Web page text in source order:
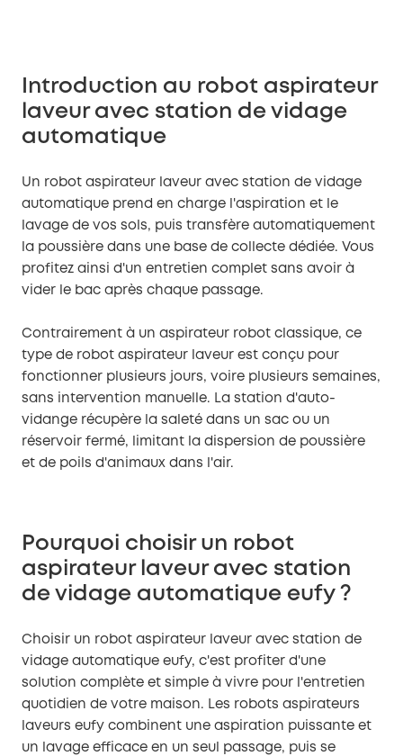
Introduction au robot aspirateur
laveur avec station de vidage
automatique
Un robot aspirateur laveur avec station de vidage
automatique prend en charge l'aspiration et le
lavage de vos sols, puis transfère automatiquement
la poussière dans une base de collecte dédiée. Vous
profitez ainsi d'un entretien complet sans avoir à
vider le bac après chaque passage.
Contrairement à un aspirateur robot classique, ce
type de robot aspirateur laveur est conçu pour
fonctionner plusieurs jours, voire plusieurs semaines,
sans intervention manuelle. La station d'auto-
vidange récupère la saleté dans un sac ou un
réservoir fermé, limitant la dispersion de poussière
et de poils d'animaux dans l'air.
Pourquoi choisir un robot
aspirateur laveur avec station
de vidage automatique eufy ?
Choisir un robot aspirateur laveur avec station de
vidage automatique eufy, c'est profiter d'une
solution complète et simple à vivre pour l'entretien
quotidien de votre maison. Les robots aspirateurs
laveurs eufy combinent une aspiration puissante et
un lavage efficace en un seul passage, puis se